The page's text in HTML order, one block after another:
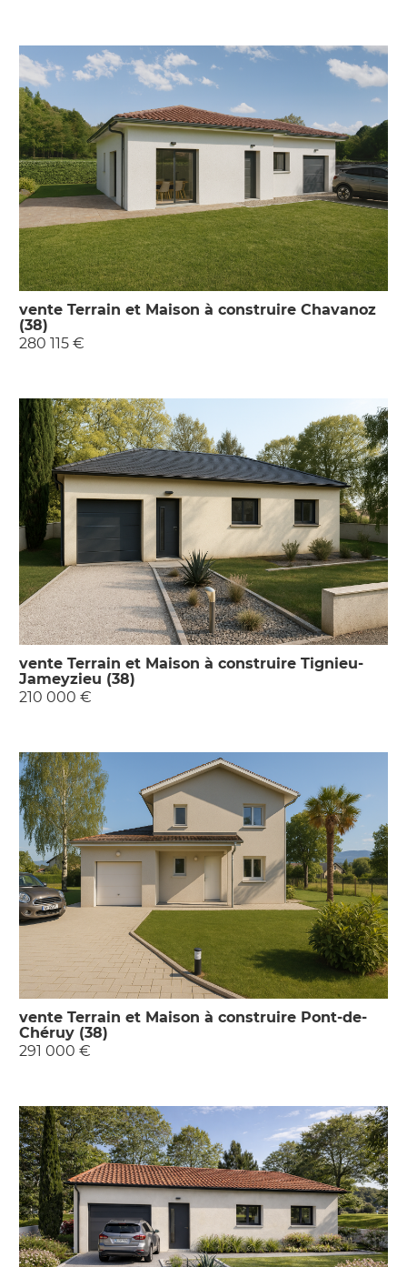
vente Terrain et Maison à construire Chavanoz
(38)
280 115 €
vente Terrain et Maison à construire Tignieu-
Jameyzieu (38)
210 000 €
vente Terrain et Maison à construire Pont-de-
Chéruy (38)
291 000 €